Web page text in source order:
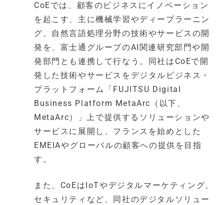
CoEでは、顧客のビジネスにイノベーション
を起こす、主に機械学習やディープラーニン
グ、自然言語処理分野の技術やサービスの開
発を、富士通グループのAI関連研究部門や開
発部門とも連携して行なう。同社はCoEで開
発した技術やサービスをデジタルビジネス・
プラットフォーム「FUJITSU Digital
Business Platform MetaArc（以下、
MetaArc）」上で提供するソリューションや
サービスに展開し、フランスを始めとした
EMEIAやグローバルの顧客への提供を目指
す。
また、CoEはIoTやデジタルマーケティング、
セキュリティなど、同社のデジタルソリュー